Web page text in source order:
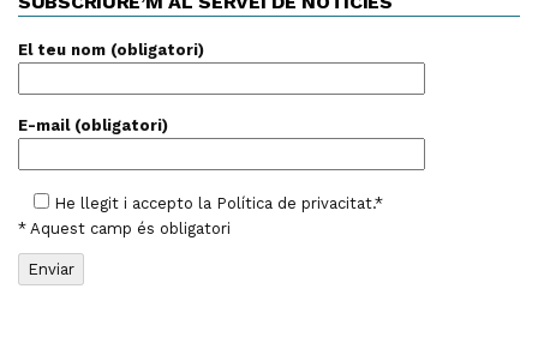
El teu nom (obligatori)
E-mail (obligatori)
He llegit i accepto la Política de privacitat.*
* Aquest camp és obligatori